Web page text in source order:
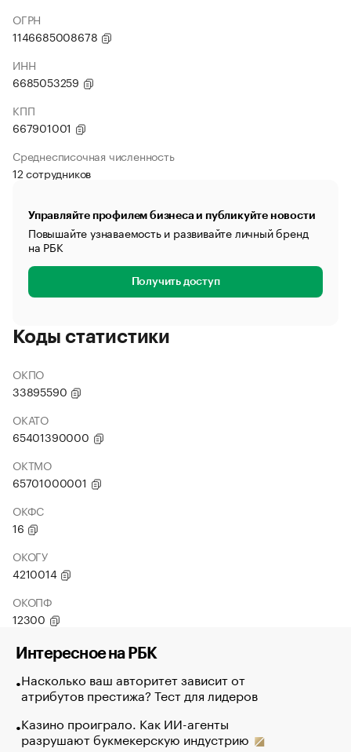
ОГРН
1146685008678
ИНН
6685053259
КПП
667901001
Среднесписочная численность
12 сотрудников
Управляйте профилем бизнеса и публикуйте новости
Повышайте узнаваемость и развивайте личный бренд
на РБК
Получить доступ
Коды статистики
ОКПО
33895590
ОКАТО
65401390000
ОКТМО
65701000001
ОКФС
16
ОКОГУ
4210014
ОКОПФ
12300
Интересное на РБК
Насколько ваш авторитет зависит от
атрибутов престижа? Тест для лидеров
Казино проиграло. Как ИИ-агенты
разрушают букмекерскую индустрию